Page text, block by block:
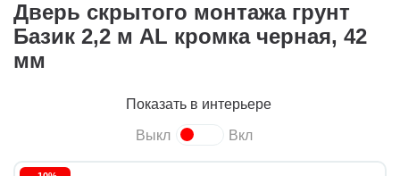
Дверь скрытого монтажа грунт
Базик 2,2 м AL кромка черная, 42
мм
Показать в интерьере
Выкл Вкл